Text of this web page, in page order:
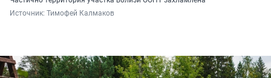
Источник: Тимофей Калмаков